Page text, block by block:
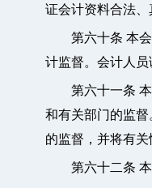
证会计资料合法
第六十条 本
计监督。会计人
第六十一条
和有关部门的监
的监督，并将有
第六十二条